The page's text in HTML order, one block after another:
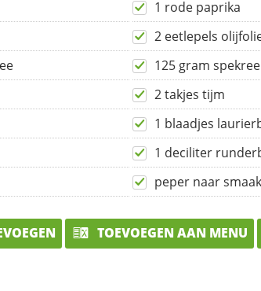
1 rode paprika
2 eetlepels
125 gram
2 takjes tijm
1 blaadjes
1 deciliter
peper naar smaak
TOEVOEGEN AAN MENU